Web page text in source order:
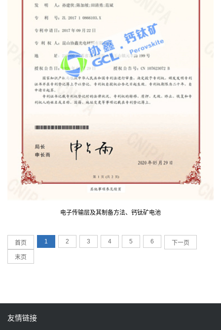
电子传输层及其制备方法、钙钛矿电池
首页 1 2 3 4 5 6 下一页
末页
友情链接